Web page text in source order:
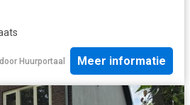
Huurportaal Meer informatie